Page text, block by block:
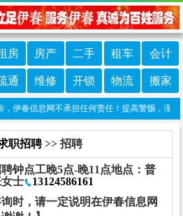
房 房产 二手 租车 会计
通 维修 开锁 物流 搬家
春信息网不承担任何责任！提高警惕，谨防
职招聘>> 招聘
钟点工​晚5点-晚11点地点：普
士
13124586161
询时，请一定说明在伊春信息网